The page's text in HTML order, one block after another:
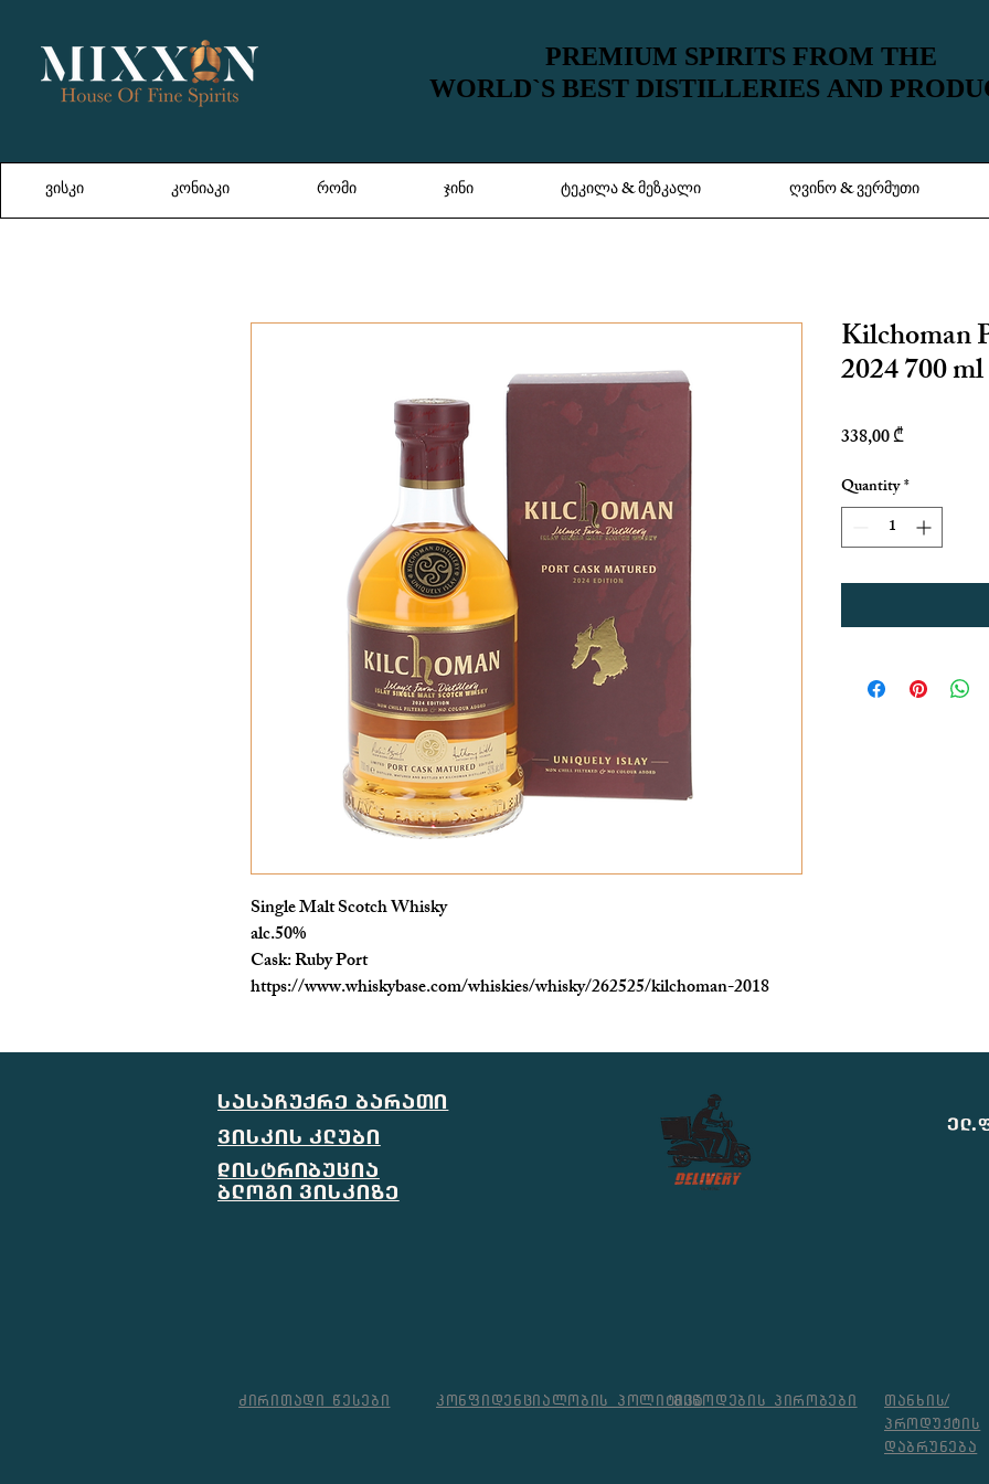
PREMIUM SPIRITS FROM THE
WORLD`S BEST DISTILLERIES AND
PREMIUM SPIRITS FROM THE
WORLD`S BEST DISTILLERIES AND
Single Malt Scotch Whisky
alc.50%
Cask: Ruby Port
https://www.whiskybase.com/whiskies/whisky/262525/kilchoman-2018
Kilchoman
2024 700 ml
338,00 ₾Price
Quantity*
ვისკი კონიაკი რომი ჯინი ტეკილა & მეზკალი ღვინო & ვერმუთი
სასაჩუქრე ბარათი
ვისკის კლუბი
დისტრიბუცია
ძირითადი წესები კონფიდენციალობის პოლიტიკამიწოდების პირობები
თანხის/
პროდუქტის
დაბრუნება
ბლოგი ვისკიზე